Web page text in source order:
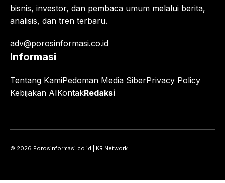
bisnis, investor, dan pembaca umum melalui berita,
analisis, dan tren terbaru.
adv@porosinformasi.co.id
Informasi
Tentang KamiPedoman Media SiberPrivacy Policy
Kebijakan AIKontakRedaksi
© 2026 Porosinformasi.co.id | KR Network